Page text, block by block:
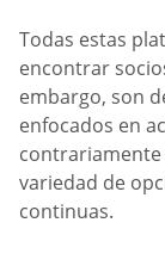
Todas estas
encontrar
embargo, son
enfocados en
contrariamente
variedad de
continuas.